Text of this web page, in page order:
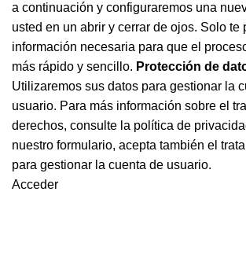
a continuación y configuraremos una
usted en un abrir y cerrar de ojos. Solo te
información necesaria para que el
más rápido y sencillo. Protección de
Utilizaremos sus datos para gestionar la
usuario. Para más información sobre el
derechos, consulte la política de
nuestro formulario, acepta también el
para gestionar la cuenta de usuario.
Acceder